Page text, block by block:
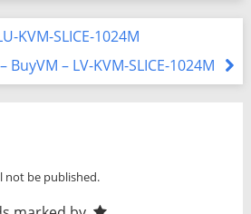
KVM-SLICE-1024M
BuyVM – LV-KVM-SLICE-1024M
not be published.